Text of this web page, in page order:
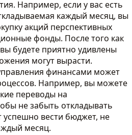
Например, если у вас есть
каждый месяц, вы
акций перспективных
фонды. После того как
будете приятно удивлены
могут вырасти.
финансами может
Например, вы можете
переводы на
не забыть откладывать
успешно вести бюджет, не
месяц.